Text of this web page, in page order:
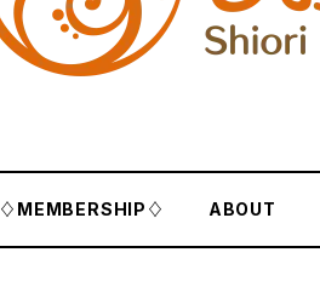
♢MEMBERSHIP♢ ABOUT